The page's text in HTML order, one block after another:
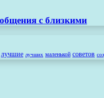
с близкими
лучшие лучших маленькой советов